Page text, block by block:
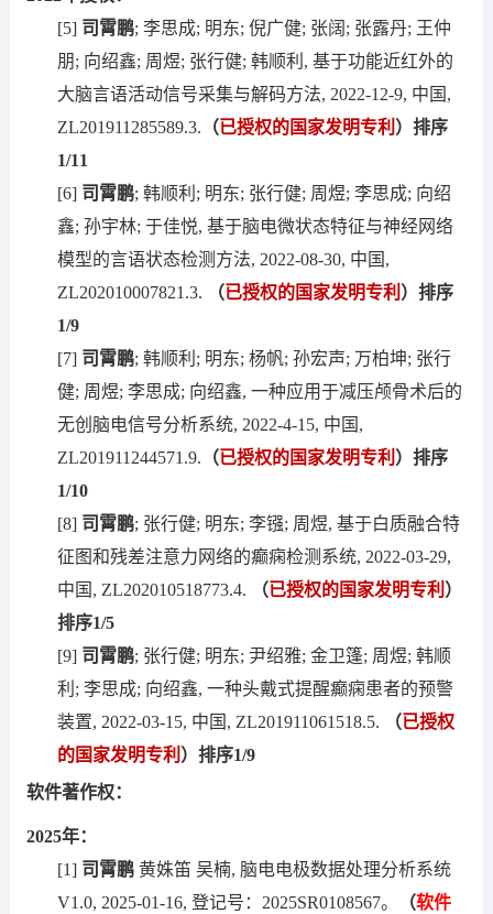
[5] 司霄鹏; 李思成; 明东; 倪广健; 张阔; 张露丹; 王仲
朋; 向绍鑫; 周煜; 张行健; 韩顺利, 基于功能近红外的
大脑言语活动信号采集与解码方法, 2022-12-9, 中国,
ZL201911285589.3. （已授权的国家发明专利 ）排序
1/11
[6] 司霄鹏; 韩顺利; 明东; 张行健; 周煜; 李思成; 向绍
鑫; 孙宇林; 于佳悦, 基于脑电微状态特征与神经网络
模型的言语状态检测方法, 2022-08-30, 中国,
ZL202010007821.3.
（已授权的国家发明专利 ）排序
1/9
[7] 司霄鹏; 韩顺利; 明东; 杨帆; 孙宏声; 万柏坤; 张行
健; 周煜; 李思成; 向绍鑫, 一种应用于减压颅骨术后的
无创脑电信号分析系统, 2022-4-15, 中国,
ZL201911244571.9. （已授权的国家发明专利 ）排序
1/10
[8] 司霄鹏; 张行健; 明东; 李镪; 周煜, 基于白质融合特
征图和残差注意力网络的癫痫检测系统, 2022-03-29,
中国, ZL202010518773.4.
（已授权的国家发明专利 ）
排序1/5
[9] 司霄鹏; 张行健; 明东; 尹绍雅; 金卫篷; 周煜; 韩顺
利; 李思成; 向绍鑫, 一种头戴式提醒癫痫患者的预警
装置, 2022-03-15, 中国, ZL201911061518.5.
（已授权
的国家发明专利 ）排序1/9
软件著作权：
2025年：
[1] 司霄鹏黄姝笛 吴楠, 脑电电极数据处理分析系统
V1.0, 2025-01-16, 登记号：2025SR0108567。
（软件